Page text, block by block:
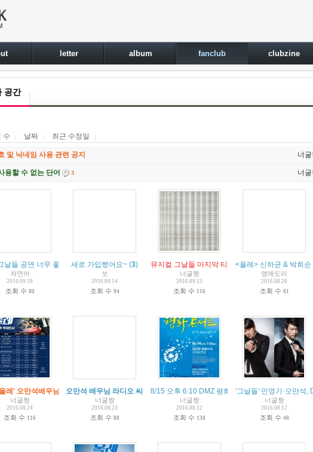
letter album fanclub clubzine
공간
수 날짜 최근 수정일
및 닉네임 사용 관련 공지 너
용할 수 없는 단어 3 너
예정입니다. (1 )
날들 공연 너무 좋았어욥ㅎㅎㅎㅎ (3)
자연어
2016.09.19
조회 수 80
새로 가입했어요~ (3)
쏘
2016.09.14
조회 수 94
뮤지컬 그날들 마지막 티켓 오픈, 대구 티켓 오픈 (2)
너굴짱
2016.09.13
조회 수 116
<올레> 신하균 & 박희순
앵매도리
2016.08.26
조회 수 81
, 박희순, 오만석 - cosmopolitan 2016. 08. (
레' 오만석배우님 무대인사 일정~!! (1)
너굴짱
2016.08.24
조회 수 116
오만석 배우님 라디오 씨네타운 출연 (2)
너굴짱
2016.08.23
조회 수 88
8/15 오후 6:10 DMZ 평화 콘서트 방송(오만석 배우
너굴짱
2016.08.12
조회 수 138
'그날들' 민영기·오만석,
너굴짱
2016.08.12
조회 수 48